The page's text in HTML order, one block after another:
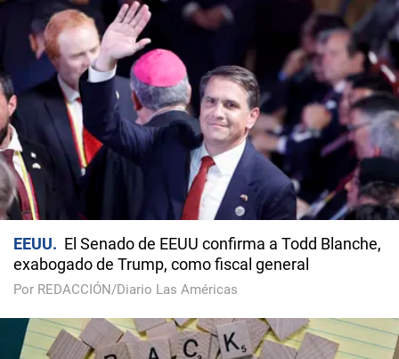
EEUU
El Senado de EEUU confirma a Todd Blanche,
exabogado de Trump, como fiscal general
Por REDACCIÓN/Diario Las Américas